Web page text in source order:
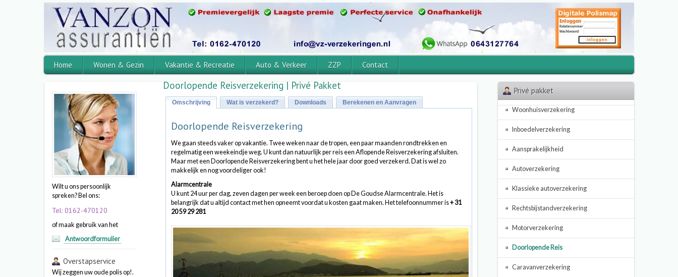
Home Wonen & Gezin Vakantie & Recreatie Auto & Verkeer ZZP Contact
Doorlopende Reisverzekering | Privé Pakket
Omschrijving Wat is verzekerd? Downloads Berekenen en Aanvragen
Doorlopende Reisverzekering
We gaan steeds vaker op vakantie. Twee weken naar de tropen, een paar maanden rondtrekken en
regelmatig een weekeindje weg. U kunt dan natuurlijk per reis een Aflopende Reisverzekering afsluiten.
Maar met een Doorlopende Reisverzekering bent u het hele jaar door goed verzekerd. Dat is wel zo
makkelijk en nog voordeliger ook!
Alarmcentrale
U kunt 24 uur per dag, zeven dagen per week een beroep doen op De Goudse Alarmcentrale. Het is
belangrijk dat u altijd contact met hen opneemt voordat u kosten gaat maken. Het telefoonnummer is+ 31
20 59 29 281
Wilt u ons persoonlijk
spreken? Bel ons:
Tel: 0162-470120
of maak gebruik van het
Antwoordformulier
Overstapservice
Wij zeggen uw oude polis op!.
Privé pakket
Woonhuisverzekering
Inboedelverzekering
Aansprakelijkheid
Autoverzekering
Klassieke autoverzekering
Rechtsbijstandverzekering
Motorverzekering
Doorlopende Reis
Caravanverzekering